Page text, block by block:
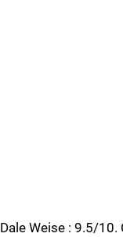
Dale Weise : 9.5/